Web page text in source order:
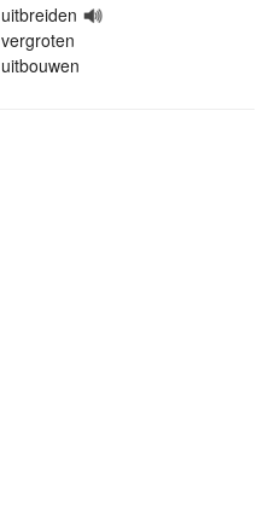
uitbreiden
vergroten
uitbouwen